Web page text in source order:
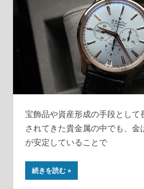
宝飾品や資産形成の手段として
されてきた貴金属の中でも、金
が安定していることで
続きを読む